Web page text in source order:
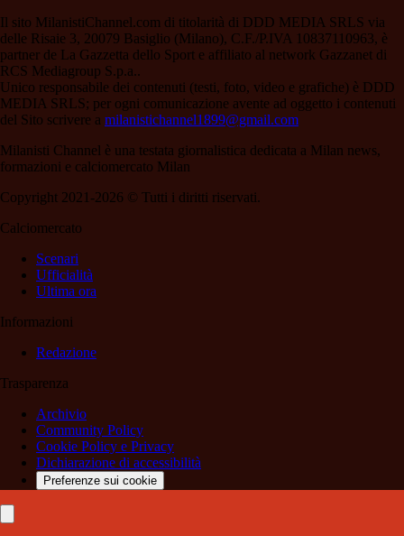
Il sito MilanistiChannel.com di titolarità di DDD MEDIA SRLS via
delle Risaie 3, 20079 Basiglio (Milano), C.F./P.IVA 10837110963, è
partner de La Gazzetta dello Sport e affiliato al network Gazzanet di
RCS Mediagroup S.p.a..
Unico responsabile dei contenuti (testi, foto, video e grafiche) è DDD
MEDIA SRLS; per ogni comunicazione avente ad oggetto i contenuti
del Sito scrivere a milanistichannel1899@gmail.com
Milanisti Channel è una testata giornalistica dedicata a Milan news,
formazioni e calciomercato Milan
Copyright 2021-2026 © Tutti i diritti riservati.
Calciomercato
Scenari
Ufficialità
Ultima ora
Informazioni
Redazione
Trasparenza
Archivio
Community Policy
Cookie Policy e Privacy
Dichiarazione di accessibilità
Preferenze sui cookie